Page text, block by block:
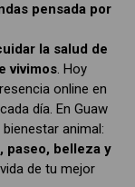
pensada por
la salud de
vivimos. Hoy
online en
día. En Guaw
animal:
paseo, belleza y
de tu mejor